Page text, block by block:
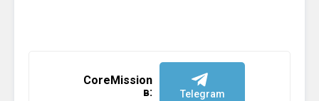
CoreMission
в:
Telegram